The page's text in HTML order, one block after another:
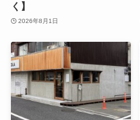
く】
2026年8月1日